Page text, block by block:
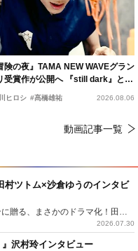
険の夜』TAMA NEW WAVEグラン
受賞作が公開へ 『still dark』と同
映決定
ヒロシ #髙橋雄祐 2026.08.06
動画記事一覧
村ツトム×沙倉ゆうのインタビ
2026.07.30
』沢村玲インタビュー